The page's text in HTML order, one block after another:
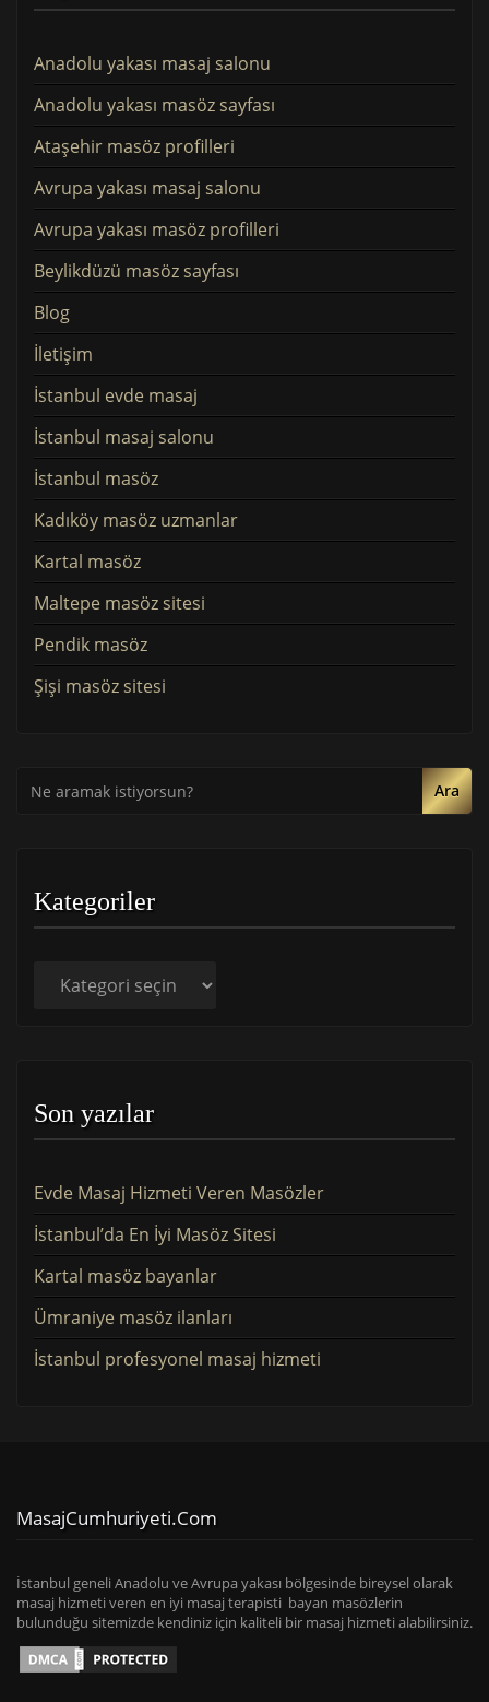
Anadolu yakası masaj salonu
Anadolu yakası masöz sayfası
Ataşehir masöz profilleri
Avrupa yakası masaj salonu
Avrupa yakası masöz profilleri
Beylikdüzü masöz sayfası
Blog
İletişim
İstanbul evde masaj
İstanbul masaj salonu
İstanbul masöz
Kadıköy masöz uzmanlar
Kartal masöz
Maltepe masöz sitesi
Pendik masöz
Şişi masöz sitesi
Ara
Kategoriler
Son yazılar
Evde Masaj Hizmeti Veren Masözler
İstanbul’da En İyi Masöz Sitesi
Kartal masöz bayanlar
Ümraniye masöz ilanları
İstanbul profesyonel masaj hizmeti
MasajCumhuriyeti.com
İstanbul geneli Anadolu ve Avrupa yakası bölgesinde bireysel olarak
masaj hizmeti veren en iyi masaj terapisti bayan masözlerin
bulunduğu sitemizde kendiniz için kaliteli bir masaj hizmeti alabilirsiniz.